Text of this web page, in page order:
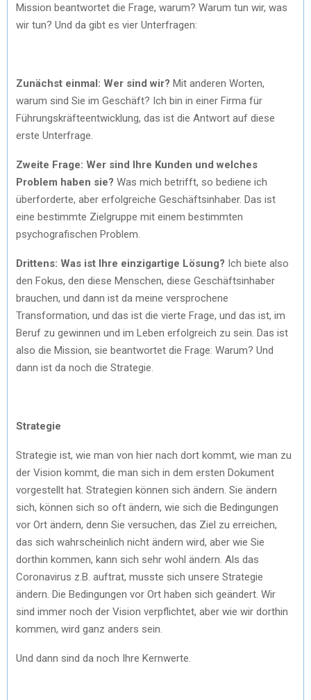
Mission beantwortet die Frage, warum? Warum tun wir, was
wir tun? Und da gibt es vier Unterfragen:
Zunächst einmal: Wer sind wir? Mit anderen Worten,
warum sind Sie im Geschäft? Ich bin in einer Firma für
Führungskräfteentwicklung, das ist die Antwort auf diese
erste Unterfrage.
Zweite Frage: Wer sind Ihre Kunden und welches
Problem haben sie? Was mich betrifft, so bediene ich
überforderte, aber erfolgreiche Geschäftsinhaber. Das ist
eine bestimmte Zielgruppe mit einem bestimmten
psychografischen Problem.
Drittens: Was ist Ihre einzigartige Lösung? Ich biete also
den Fokus, den diese Menschen, diese Geschäftsinhaber
brauchen, und dann ist da meine versprochene
Transformation, und das ist die vierte Frage, und das ist, im
Beruf zu gewinnen und im Leben erfolgreich zu sein. Das ist
also die Mission, sie beantwortet die Frage: Warum? Und
dann ist da noch die Strategie.
Strategie
Strategie ist, wie man von hier nach dort kommt, wie man zu
der Vision kommt, die man sich in dem ersten Dokument
vorgestellt hat. Strategien können sich ändern. Sie ändern
sich, können sich so oft ändern, wie sich die Bedingungen
vor Ort ändern, denn Sie versuchen, das Ziel zu erreichen,
das sich wahrscheinlich nicht ändern wird, aber wie Sie
dorthin kommen, kann sich sehr wohl ändern. Als das
Coronavirus z.B. auftrat, musste sich unsere Strategie
ändern. Die Bedingungen vor Ort haben sich geändert. Wir
sind immer noch der Vision verpflichtet, aber wie wir dorthin
kommen, wird ganz anders sein.
Und dann sind da noch Ihre Kernwerte.